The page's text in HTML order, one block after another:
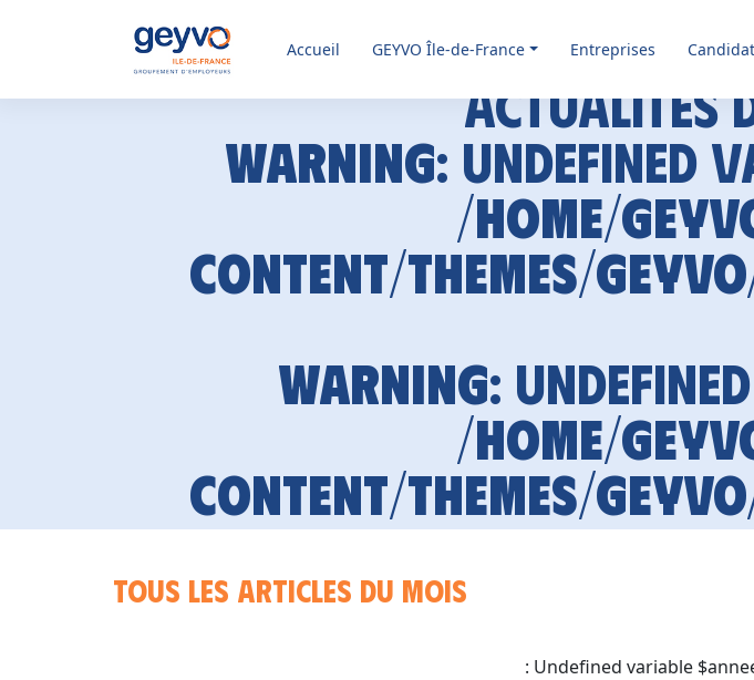
Accueil GEYVOÎle-de-France Entreprises
Actualités
Warning: Undefined
/home/
content/themes/
Warning:
/home/
content/themes/
Tous les articles du mois
: Undefined variable